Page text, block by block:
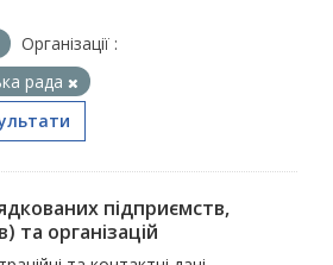
Організації :
рада
підприємств,
та організацій